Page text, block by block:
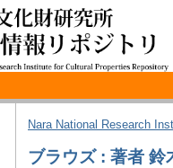
Nara National Research
ブラウズ : 著者 鈴